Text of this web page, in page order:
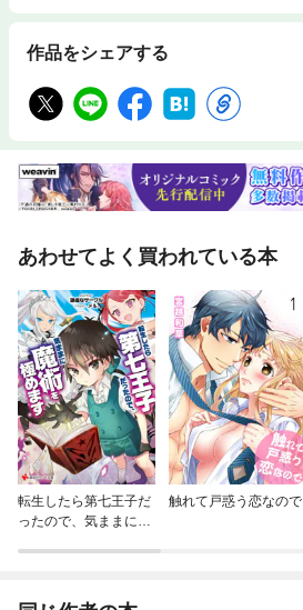
作品をシェアする
あわせてよく買われている本
転生したら第七王子だ
ったので、気ままに魔
触れて戸惑う恋なので